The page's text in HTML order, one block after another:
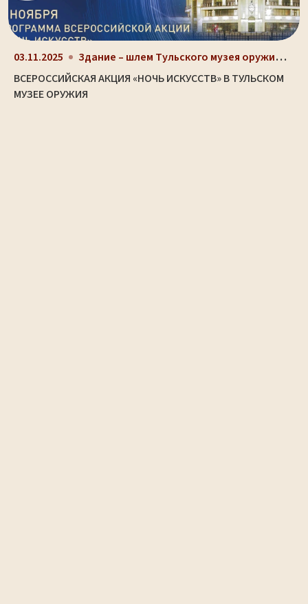
03.11.2025 Здание – шлем Тульского музея оружия (ул. Октябрьс...
ВСЕРОССИЙСКАЯ АКЦИЯ «НОЧЬ ИСКУССТВ» В ТУЛЬСКОМ
МУЗЕЕ ОРУЖИЯ